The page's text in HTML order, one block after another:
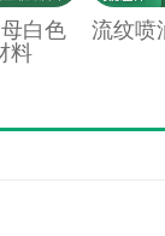
白色
料
流纹喷